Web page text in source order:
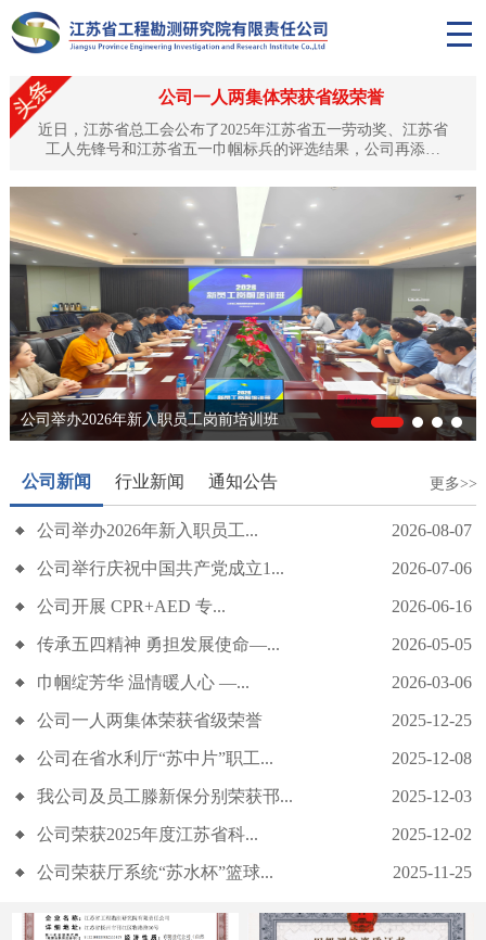
公司一人两集体荣获省级荣誉
近日，江苏省总工会公布了2025年江苏省五一劳动奖、江苏省
工人先锋号和江苏省五一巾帼标兵的评选结果，公司再添殊
奖章”，土工试验中心、岩土工程技术中心双双获评“江苏省工
人先锋号”。这是对公司深耕水利工程勘测领域、坚守匠心品
质、培育优秀人才队伍的高度认可与肯定。匠心筑梦，黎昱荣
获“江苏省五一劳动奖章”黎昱同志自1994年入职以来，始终扎
根工程勘测...
公司举办2026年新入职员工岗前培训班
公司开展 CPR+AED 专项急救培训
公司新闻 行业新闻 通知公告 更多>>
公司举办2026年新入职员工... 2026-08-07
公司举行庆祝中国共产党成立1... 2026-07-06
公司开展 CPR+AED 专... 2026-06-16
传承五四精神 勇担发展使命—... 2026-05-05
巾帼绽芳华 温情暖人心 —... 2026-03-06
公司一人两集体荣获省级荣誉 2025-12-25
公司在省水利厅“苏中片”职工... 2025-12-08
我公司及员工滕新保分别荣获邗... 2025-12-03
公司荣获2025年度江苏省科... 2025-12-02
公司荣获厅系统“苏水杯”篮球... 2025-11-25